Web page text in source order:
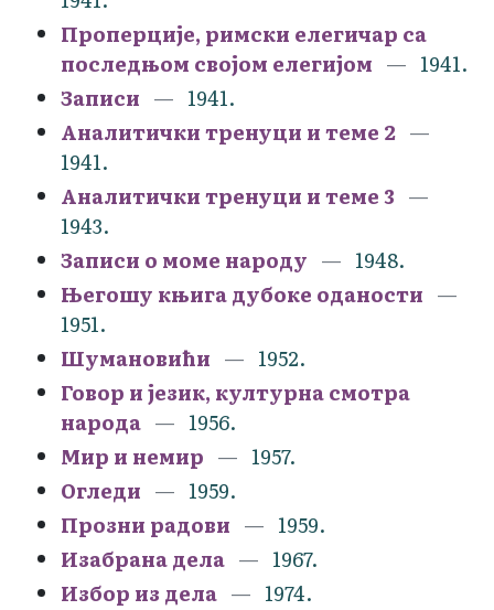
Проперције, римски елегичар са
последњом својом елегијом
1941.
Записи
1941.
Аналитички тренуци и теме 2
1941.
Аналитички тренуци и теме 3
1943.
Записи о моме народу
1948.
Његошу књига дубоке оданости
1951.
Шумановићи
1952.
Говор и језик, културна смотра
народа
1956.
Мир и немир
1957.
Огледи
1959.
Прозни радови
1959.
Изабрана дела
1967.
Избор из дела
1974.